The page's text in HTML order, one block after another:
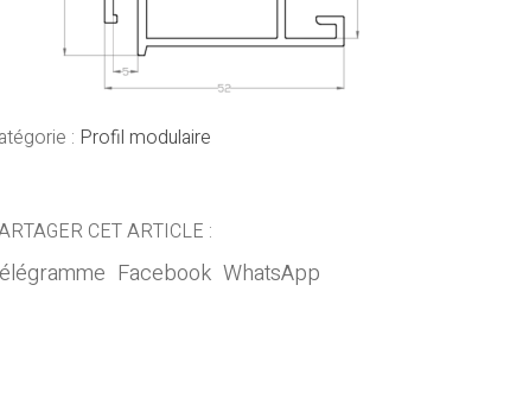
: Profil modulaire
CET ARTICLE :
Facebook WhatsApp